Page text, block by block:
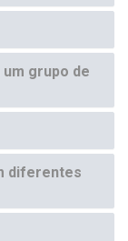
grupo de
diferentes